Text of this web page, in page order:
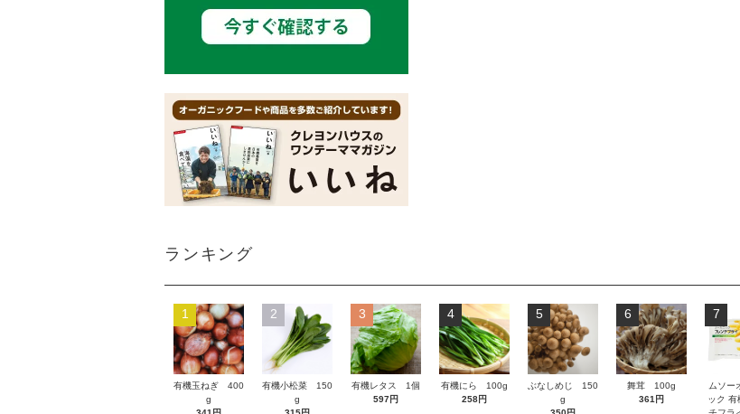
ランキング
1
有機玉ねぎ 400
g
2
有機小松菜 150
g
3
有機レタス 1個
597円
4
有機にら 100g
258円
5
ぶなしめじ 150
g
6
舞茸 100g
361円
7
ムソー
ック 有